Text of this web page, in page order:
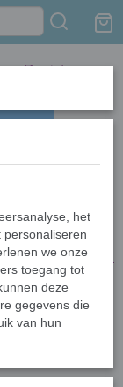
Registreren
het
we onze
toegang tot
deze
gegevens die
van hun